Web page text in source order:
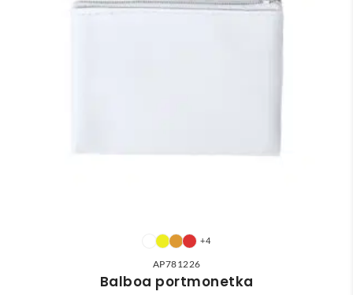
+4
AP781226
Balboa portmonetka